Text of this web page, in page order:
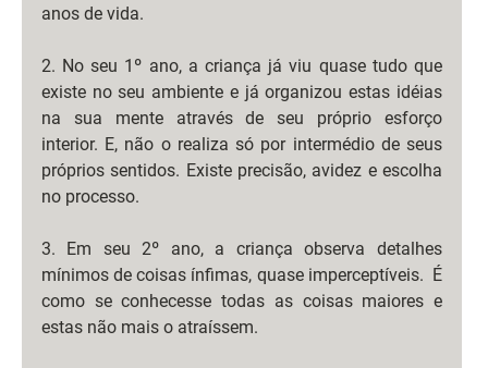
anos de vida.
2. No seu 1º ano, a criança já viu quase tudo que
existe no seu ambiente e já organizou estas idéias
na sua mente através de seu próprio esforço
interior. E, não o realiza só por intermédio de seus
próprios sentidos. Existe precisão, avidez e escolha
no processo.
3. Em seu 2º ano, a criança observa detalhes
mínimos de coisas ínfimas, quase imperceptíveis.  É
como se conhecesse todas as coisas maiores e
estas não mais o atraíssem.